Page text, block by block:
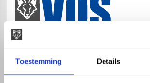
Toestemming Details
phone_enabled +31 416 75 02 55
mail info@vosproducts.nl